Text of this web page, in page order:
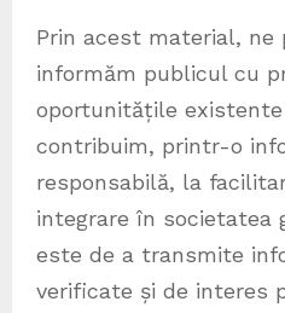
Prin acest material, ne
informăm publicul cu
oportunitățile
contribuim, printr-o
responsabilă, la
integrare în societatea
este de a transmite
verificate și de interes